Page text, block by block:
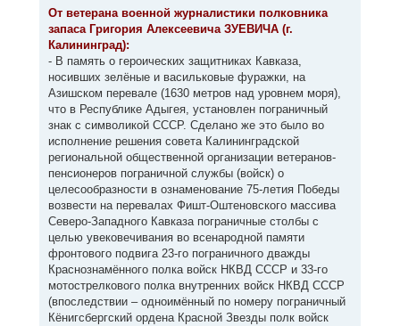
о
щ
е
и
е
От ветерана военной журналистики полковника
запаса Григория Алексеевича ЗУЕВИЧА (г.
Калининград):
- В память о героических защитниках Кавказа,
носивших зелёные и васильковые фуражки, на
Азишском перевале (1630 метров над уровнем моря),
что в Республике Адыгея, установлен пограничный
знак с символикой СССР. Сделано же это было во
исполнение решения совета Калининградской
региональной общественной организации ветеранов-
пенсионеров пограничной службы (войск) о
целесообразности в ознаменование 75-летия Победы
возвести на перевалах Фишт-Оштеновского массива
Северо-Западного Кавказа пограничные столбы с
целью увековечивания во всенародной памяти
фронтового подвига 23-го пограничного дважды
Краснознамённого полка войск НКВД СССР и 33-го
мотострелкового полка внутренних войск НКВД СССР
(впоследствии – одноимённый по номеру пограничный
Кёнигсбергский ордена Красной Звезды полк войск